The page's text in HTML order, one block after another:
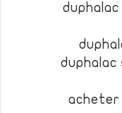
duphalac
acheter